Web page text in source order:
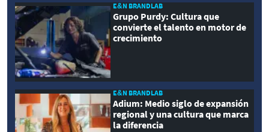
E&N BRANDLAB
Grupo Purdy: Cultura que
convierte el talento en motor de
crecimiento
E&N BRANDLAB
Adium: Medio siglo de expansión
regional y una cultura que marca
la diferencia